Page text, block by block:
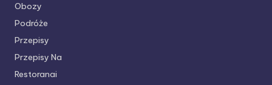
Obozy
Podróże
Przepisy
Przepisy Na
Restoranai